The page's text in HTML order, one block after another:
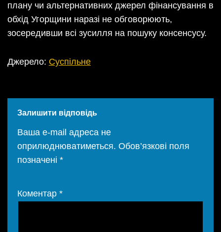
плану чи альтернативних джерел фінансування в
обхід Угорщини наразі не обговорюють,
зосередивши всі зусилля на пошуку консенсусу.
Джерело: Суспільне
Залишити відповідь
Ваша e-mail адреса не
оприлюднюватиметься. Обов’язкові поля
позначені *
Коментар *